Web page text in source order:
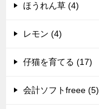
ほうれん草 (4)
レモン (4)
仔猫を育てる (17)
会計ソフトfreee (5)